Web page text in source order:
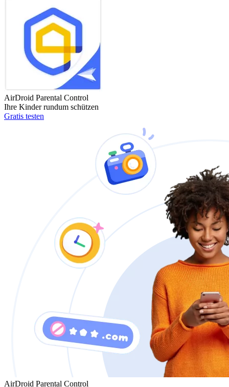
AirDroid Parental Control
Ihre Kinder rundum schützen
Gratis testen
AirDroid Parental Control